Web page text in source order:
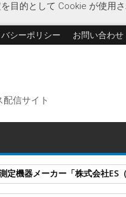
目的として Cookie が使用さ
シーポリシー お問い合わせ
信サイト
定機器メーカー「株式会社